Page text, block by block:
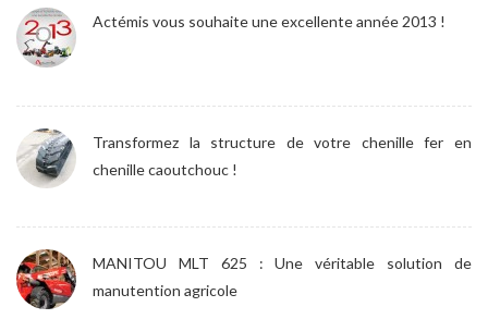
Actémis vous souhaite une excellente année 2013 !
Transformez la structure de votre chenille fer en
chenille caoutchouc !
MANITOU MLT 625 : Une véritable solution de
manutention agricole